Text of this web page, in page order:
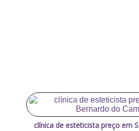
clínica de esteticista preço em